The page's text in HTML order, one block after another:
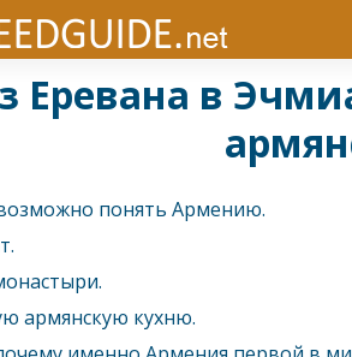
Еревана в
понять Армению.
армянскую кухню.